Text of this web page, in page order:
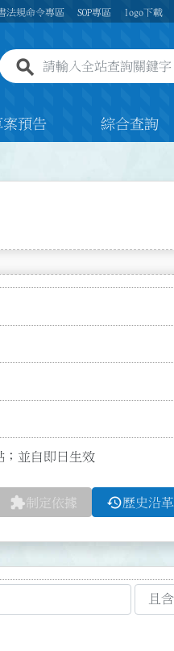
法規命令專區 SOP專區 logo下載
全站查詢關鍵字欄位
案預告 綜合查詢
；並自即日生效
extension制定依據 history歷史沿革